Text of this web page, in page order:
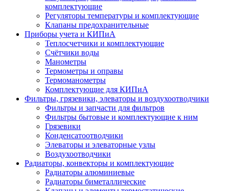
комплектующие
Регуляторы температуры и комплектующие
Клапаны предохранительные
Приборы учета и КИПиА
Теплосчетчики и комплектующие
Счётчики воды
Манометры
Термометры и оправы
Термоманометры
Комплектующие для КИПиА
Фильтры, грязевики, элеваторы и воздухоотводчики
Фильтры и запчасти для фильтров
Фильтры бытовые и комплектующие к ним
Грязевики
Конденсатоотводчики
Элеваторы и элеваторные узлы
Воздухоотводчики
Радиаторы, конвекторы и комплектующие
Радиаторы алюминиевые
Радиаторы биметаллические